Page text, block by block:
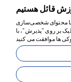
قائل هستیم
یا محتوای شخصی‌سازی
بر روی "پذیرش"، با
کمک اینجاییم